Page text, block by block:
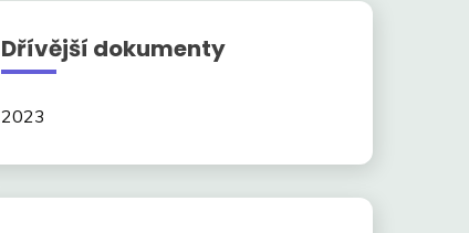
Dřívější dokumenty
2023